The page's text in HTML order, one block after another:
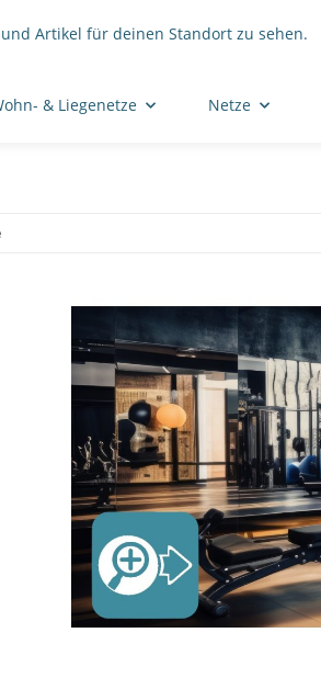
Artikel für deinen Standort zu sehen.
& Liegenetze Netze